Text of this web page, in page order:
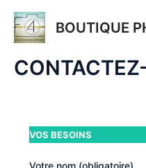
contenu
BOUTIQUE
VOS BESOINS
Votre nom (obligatoire)